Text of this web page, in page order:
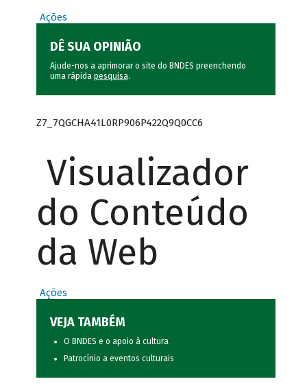
Ações
DÊ SUA OPINIÃO
Ajude-nos a aprimorar o site do BNDES preenchendo
uma rápida pesquisa.
Z7_7QGCHA41L0RP906P422Q9Q0CC6
Visualizador
do Conteúdo
da Web
Ações
VEJA TAMBÉM
O BNDES e o apoio à cultura
Patrocínio a eventos culturais